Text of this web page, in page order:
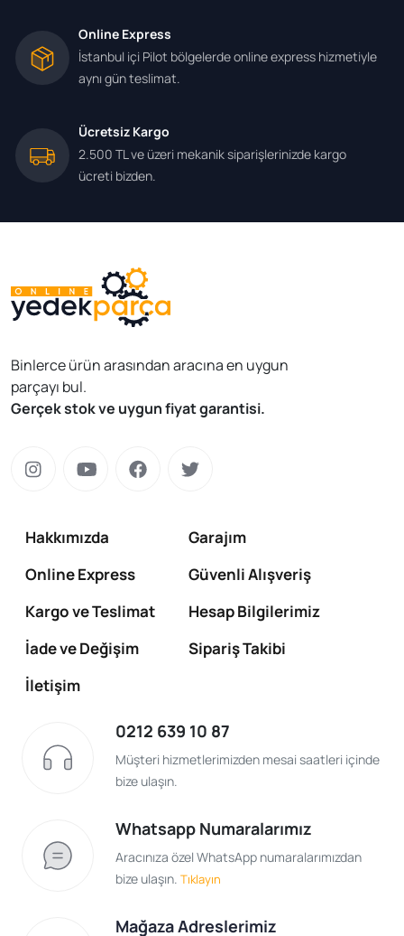
Online Express
İstanbul içi Pilot bölgelerde online express hizmetiyle
aynı gün teslimat.
Ücretsiz Kargo
2.500 TL ve üzeri mekanik siparişlerinizde kargo
ücreti bizden.
Binlerce ürün arasından aracına en uygun
parçayı bul.
Gerçek stok ve uygun fiyat garantisi.
Hakkımızda
Garajım
Online Express
Güvenli Alışveriş
Kargo ve Teslimat
Hesap Bilgilerimiz
İade ve Değişim
Sipariş Takibi
İletişim
0212 639 10 87
Müşteri hizmetlerimizden mesai saatleri içinde
bize ulaşın.
Whatsapp Numaralarımız
Aracınıza özel WhatsApp numaralarımızdan
bize ulaşın. Tıklayın
Mağaza Adreslerimiz